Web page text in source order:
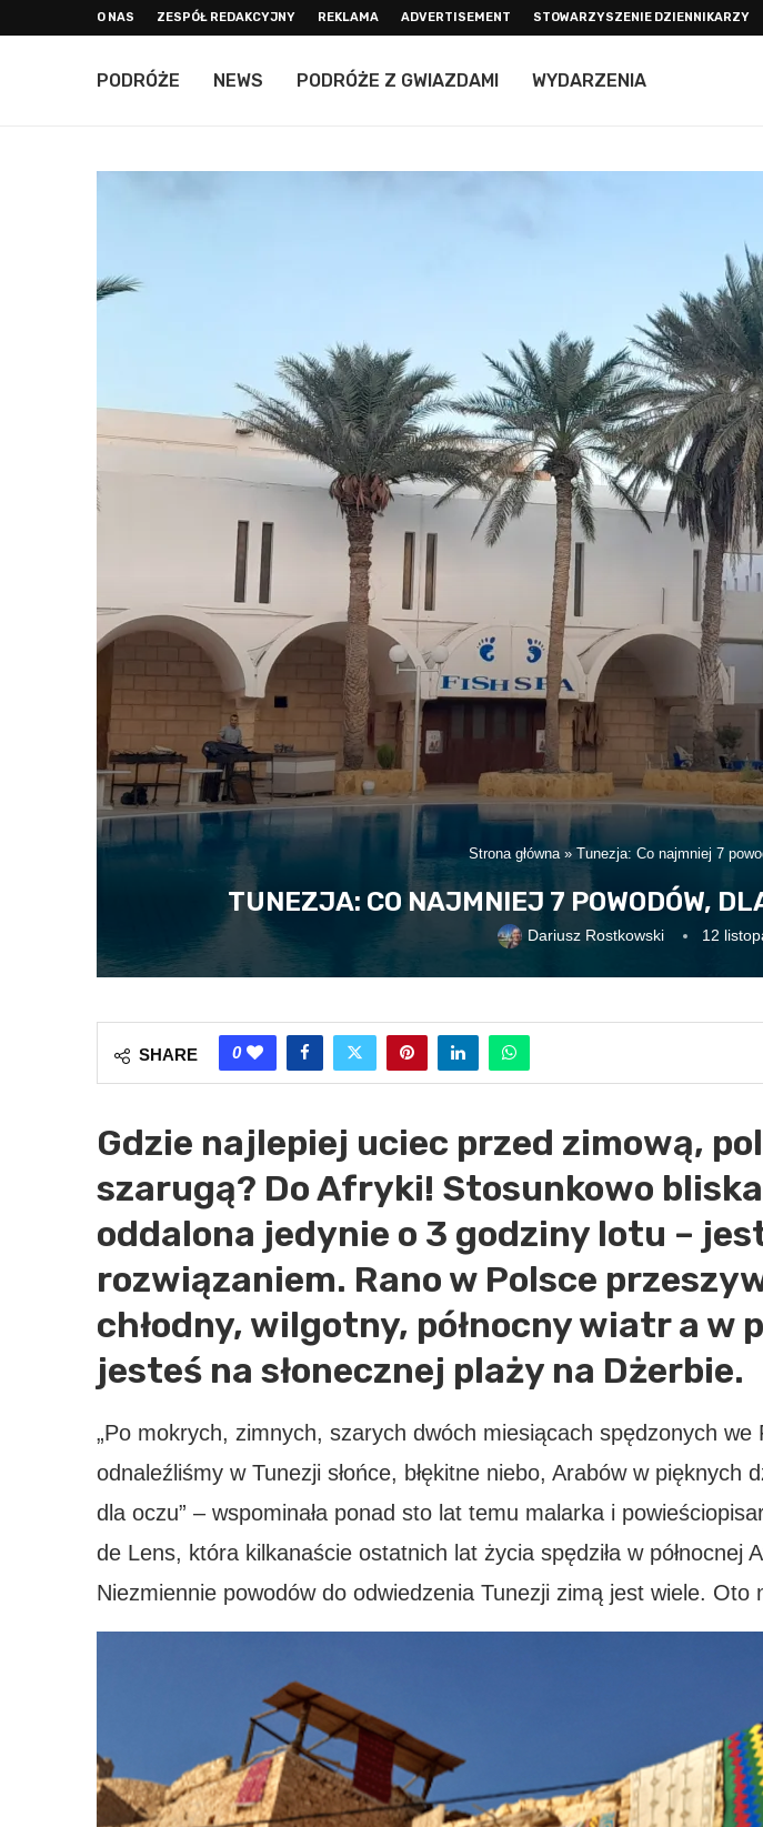
O NAS ZESPÓŁ REDAKCYJNY REKLAMA ADVERTISEMENT STOWARZYSZENIE DZIENNIKARZY
PODRÓŻE NEWS PODRÓŻE Z GWIAZDAMI WYDARZENIA
Strona główna» Tunezja: Co najmniej 7
TUNEZJA: CO NAJMNIEJ 7 POWODÓW,
Dariusz Rostkowski 12
SHARE 0
Gdzie najlepiej uciec przed zimową,
szarugą? Do Afryki! Stosunkowo
oddalona jedynie o 3 godziny lotu –
rozwiązaniem. Rano w Polsce
chłodny, wilgotny, północny wiatr a w
jesteś na słonecznej plaży na Dżerbie.
„Po mokrych, zimnych, szarych dwóch miesiącach spędzonych we
odnaleźliśmy w Tunezji słońce, błękitne niebo, Arabów w pięknych
dla oczu” – wspominała ponad sto lat temu malarka i
de Lens, która kilkanaście ostatnich lat życia spędziła w północnej
Niezmiennie powodów do odwiedzenia Tunezji zimą jest wiele. Oto